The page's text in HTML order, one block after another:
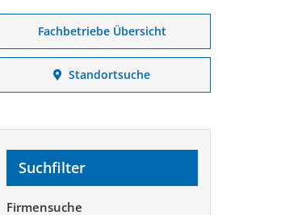
Fachbetriebe Übersicht
Standortsuche
Suchfilter
Firmensuche